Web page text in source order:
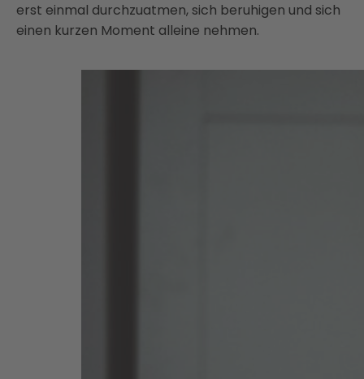
erst einmal durchzuatmen, sich beruhigen und sich
einen kurzen Moment alleine nehmen.